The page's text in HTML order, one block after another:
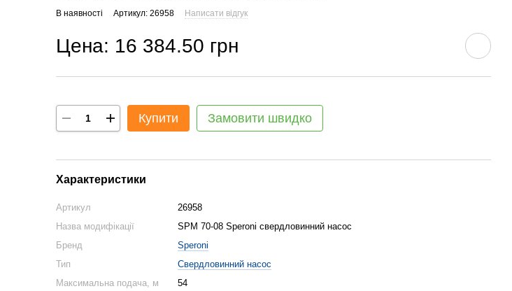
В наявності Артикул: 26958 Написати відгук
Цена: 16 384.50 грн
Купити Замовити швидко
Характеристики
Артикул
26958
Назва модифікації
SPM 70-08 Speroni свердловинний насос
Бренд
Speroni
Тип
Свердловинний насос
Максимальна подача, м
54